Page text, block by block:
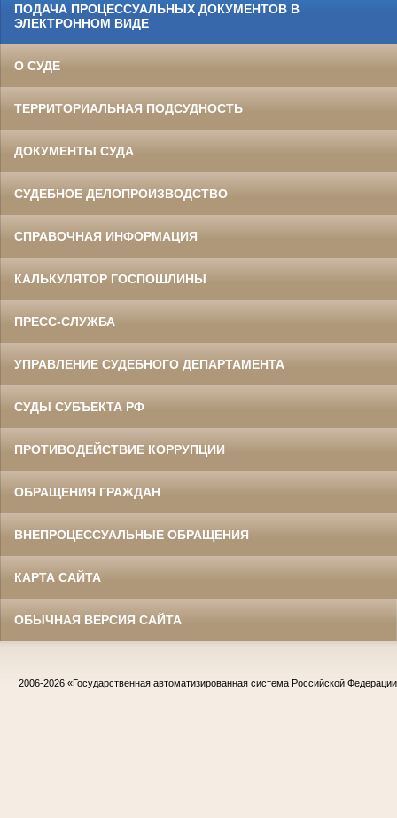
ПОДАЧА ПРОЦЕССУАЛЬНЫХ ДОКУМЕНТОВ В
ЭЛЕКТРОННОМ ВИДЕ
О СУДЕ
ТЕРРИТОРИАЛЬНАЯ ПОДСУДНОСТЬ
ДОКУМЕНТЫ СУДА
СУДЕБНОЕ ДЕЛОПРОИЗВОДСТВО
СПРАВОЧНАЯ ИНФОРМАЦИЯ
КАЛЬКУЛЯТОР ГОСПОШЛИНЫ
ПРЕСС-СЛУЖБА
УПРАВЛЕНИЕ СУДЕБНОГО ДЕПАРТАМЕНТА
СУДЫ СУБЪЕКТА РФ
ПРОТИВОДЕЙСТВИЕ КОРРУПЦИИ
ОБРАЩЕНИЯ ГРАЖДАН
ВНЕПРОЦЕССУАЛЬНЫЕ ОБРАЩЕНИЯ
КАРТА САЙТА
ОБЫЧНАЯ ВЕРСИЯ САЙТА
2006-2026 «Государственная автоматизированная система Российской